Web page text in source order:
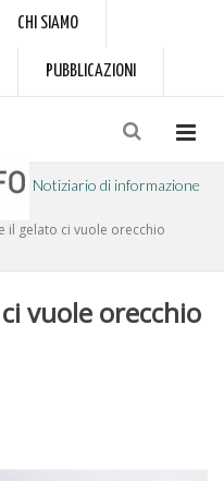
CHI SIAMO
PUBBLICAZIONI
Notiziario di informazione
il gelato ci vuole orecchio
vuole orecchio